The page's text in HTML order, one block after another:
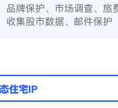
品牌保护、市场调查、旅
收集股市数据、邮件保护
住宅IP